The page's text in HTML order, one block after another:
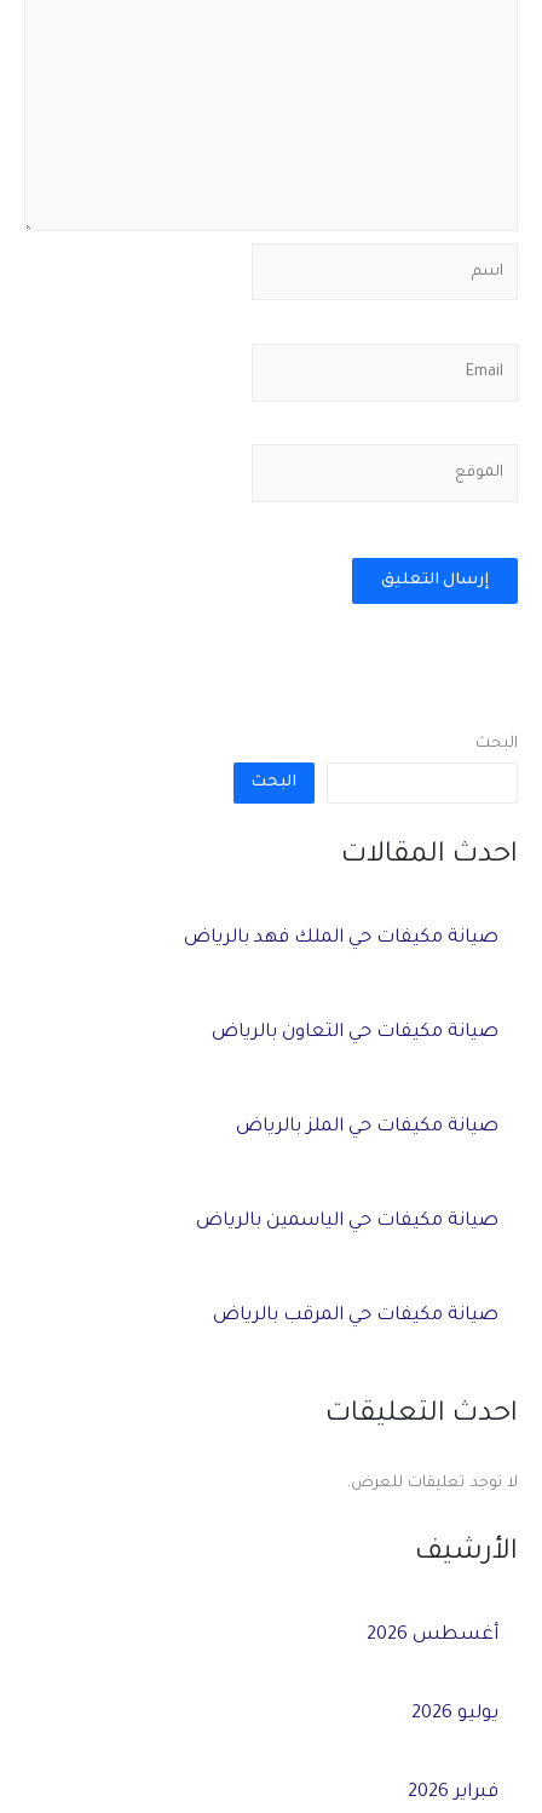
البحث
البحث
احدث المقالات
صيانة مكيفات حي الملك فهد بالرياض
صيانة مكيفات حي التعاون بالرياض
صيانة مكيفات حي الملز بالرياض
صيانة مكيفات حي الياسمين بالرياض
صيانة مكيفات حي المرقب بالرياض
احدث التعليقات
لا توجد تعليقات للعرض.
الأرشيف
أغسطس 2026
يوليو 2026
فبراير 2026